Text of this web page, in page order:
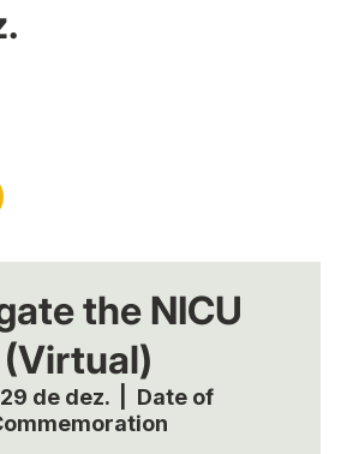
the NICU
(Virtual)
de dez.
Date of